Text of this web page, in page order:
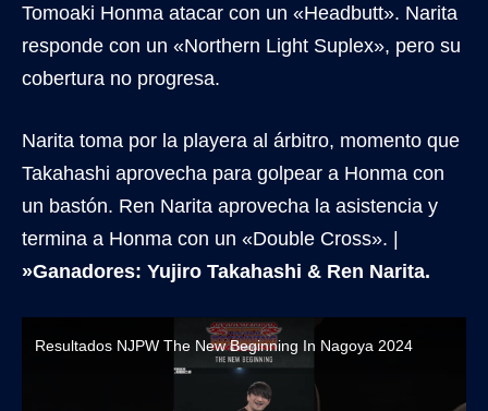
Tomoaki Honma atacar con un «Headbutt». Narita
responde con un «Northern Light Suplex», pero su
cobertura no progresa.
Narita toma por la playera al árbitro, momento que
Takahashi aprovecha para golpear a Honma con
un bastón. Ren Narita aprovecha la asistencia y
termina a Honma con un «Double Cross». |
»Ganadores: Yujiro Takahashi & Ren Narita.
Resultados NJPW The New Beginning In Nagoya 2024